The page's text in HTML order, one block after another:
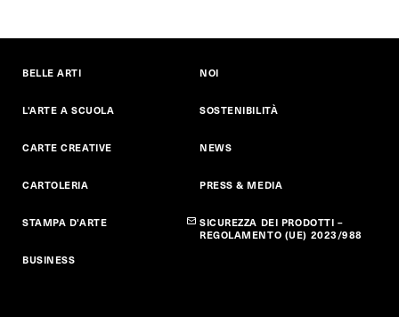
BELLE ARTI
L'ARTE A SCUOLA
CARTE CREATIVE
CARTOLERIA
STAMPA D'ARTE
BUSINESS
NOI
SOSTENIBILITÀ
NEWS
PRESS & MEDIA
SICUREZZA DEI PRODOTTI –
REGOLAMENTO (UE) 2023/988